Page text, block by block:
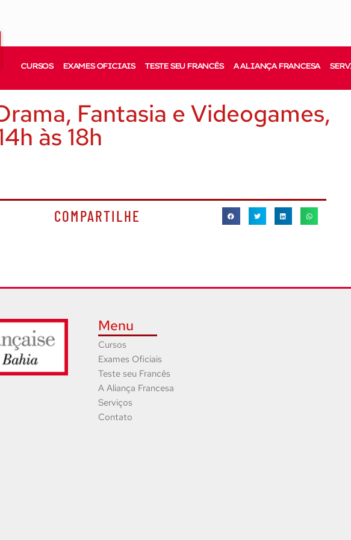
CURSOS EXAMES OFICIAIS TESTE SEU FRANCÊS A ALIANÇA FRANCESA
Fantasia e Videogames,
às 18h
COMPARTILHE
Menu
Cursos
Exames Oficiais
Teste seu Francês
A Aliança Francesa
Serviços
Contato